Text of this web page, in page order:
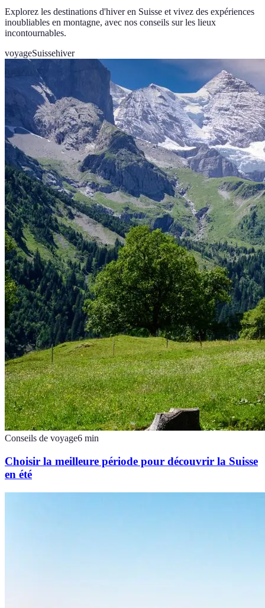
Explorez les destinations d'hiver en Suisse et vivez des expériences
inoubliables en montagne, avec nos conseils sur les lieux
incontournables.
voyageSuissehiver
Conseils de voyage6 min
Choisir la meilleure période pour découvrir la Suisse
en été